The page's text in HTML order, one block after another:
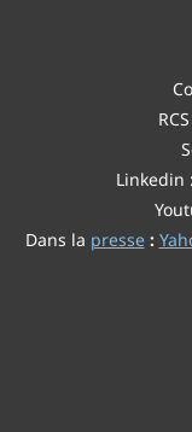
Linkedin :
Dans la presse: